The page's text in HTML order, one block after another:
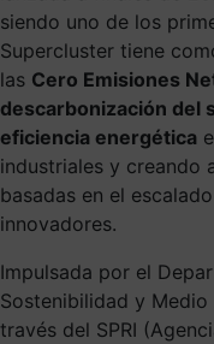
siendo uno de los
Supercluster tiene
las Cero Emisiones
descarbonización del
eficiencia energética
industriales y creando
basadas en el
innovadores.
Impulsada por el
Sostenibilidad y
través del SPRI